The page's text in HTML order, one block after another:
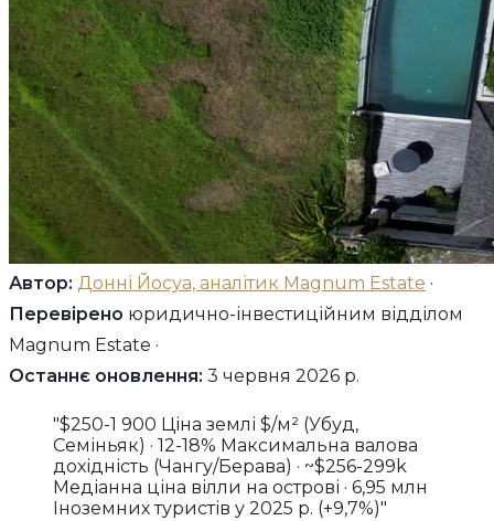
Автор: Донні Йосуа, аналітик Magnum Estate ·
Перевірено юридично-інвестиційним відділом
Magnum Estate ·
Останнє оновлення: 3 червня 2026 р.
"$250-1 900 Ціна землі $/м² (Убуд,
Семіньяк) · 12-18% Максимальна валова
дохідність (Чангу/Берава) · ~$256-299k
Медіанна ціна вілли на острові · 6,95 млн
Іноземних туристів у 2025 р. (+9,7%)"